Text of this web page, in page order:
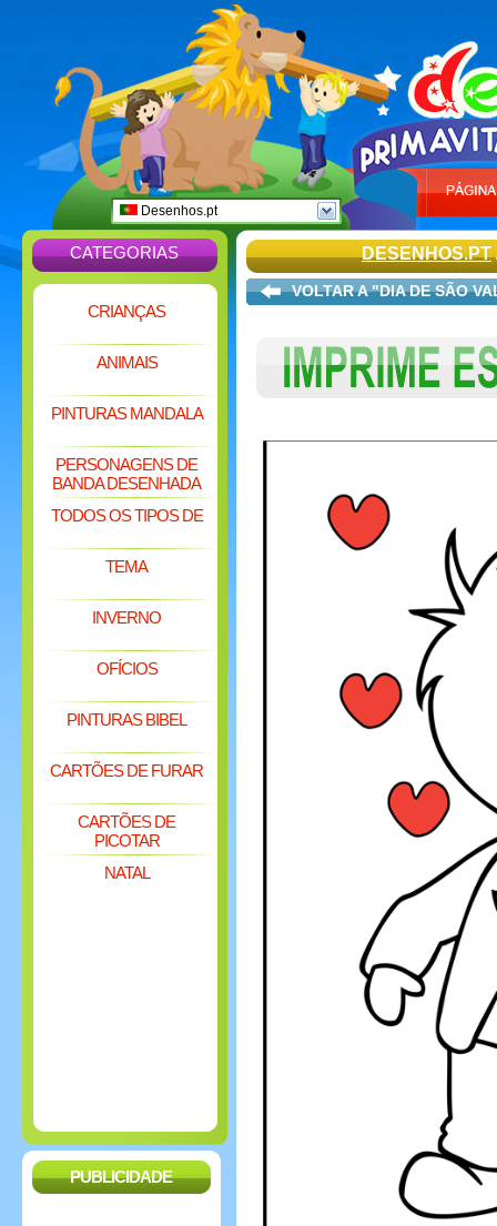
Desenhos.pt
CATEGORIAS
CRIANÇAS
ANIMAIS
PINTURAS MANDALA
PERSONAGENS DE
BANDA DESENHADA
TODOS OS TIPOS DE
TEMA
INVERNO
OFÍCIOS
PINTURAS BIBEL
CARTÕES DE FURAR
CARTÕES DE
PICOTAR
NATAL
PUBLICIDADE
DESENHOS.PT
VOLTAR A "DIA DE SÃO